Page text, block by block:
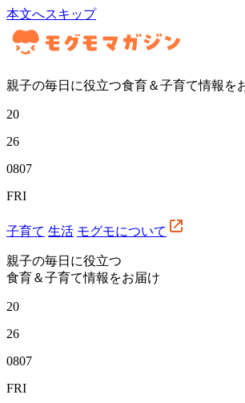
本文へスキップ
親子の毎日に役立つ食育＆子育て情報を
20
26
0807
FRI
子育て 生活 モグモについて
親子の毎日に役立つ
食育＆子育て情報をお届け
20
26
0807
FRI